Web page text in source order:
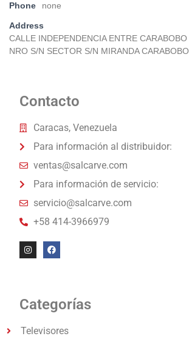
Phone none
Address
CALLE INDEPENDENCIA ENTRE
NRO S/N SECTOR S/N MIRANDA CARABOBO
Contacto
Caracas, Venezuela
Para información al distribuidor:
ventas@salcarve.com
Para información de servicio:
servicio@salcarve.com
+58 414-3966979
Categorías
Televisores